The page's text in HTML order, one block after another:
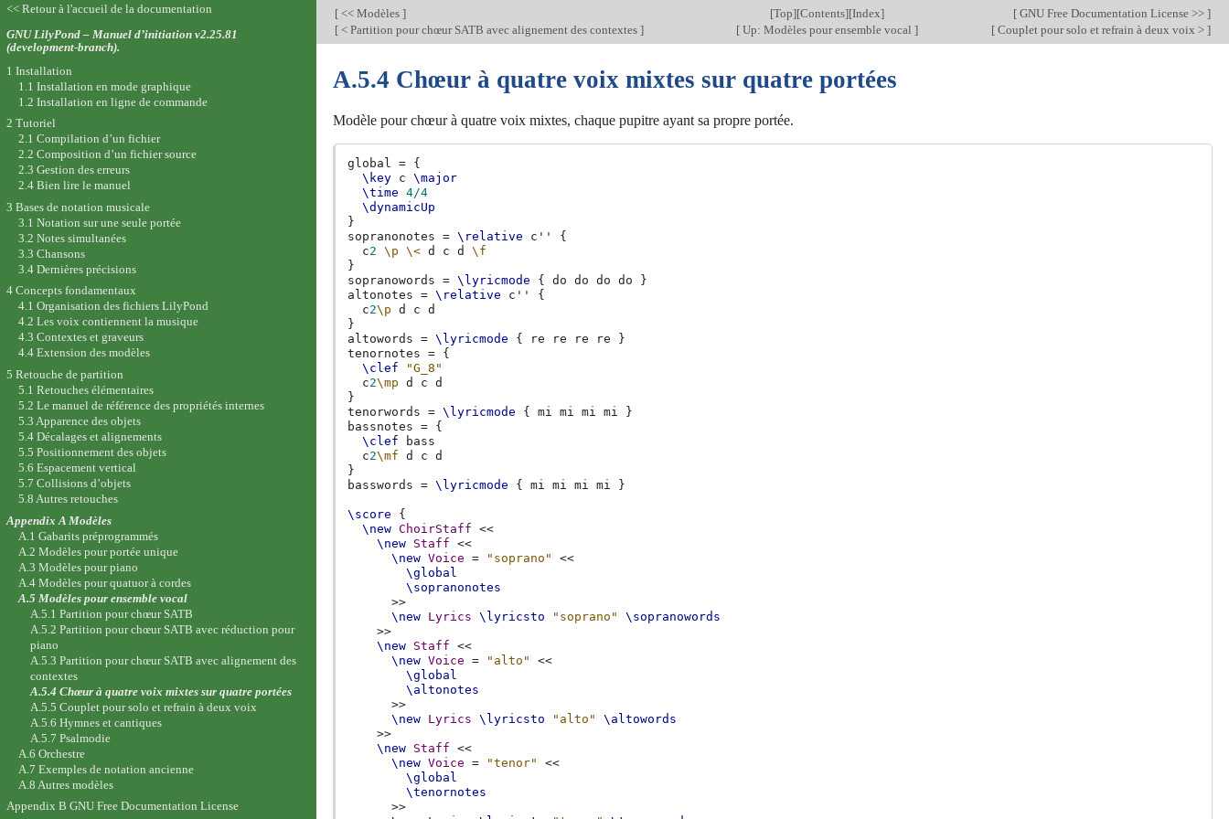
[ << Modèles ] [Top][Contents][Index] [ GNU Free Documentation License >> ]
[ < Partition pour chœur SATB avec alignement des contextes ] [Up: Modèles pour ensemble vocal ] [ Couplet pour solo et refrain à deux voix > ]
A.5.4 Chœur à quatre voix mixtes sur quatre portées
Modèle pour chœur à quatre voix mixtes, chaque pupitre ayant sa propre portée.
global = {
\key c
\major
\time
4/4
\dynamicUp
}
sopranonotes
= \relative c''
{
c2 \p \< d c d
\f
}
sopranowords
= \lyricmode { do do do do
}
altonotes
= \relative c''
{
c2\p d c
d
}
altowords
= \lyricmode { re re re re
}
tenornotes
= {
\clef
"G_8"
c2\mp d c
d
}
tenorwords
= \lyricmode { mi mi mi mi
}
bassnotes
= {
\clef
bass
c2\mf d c
d
}
basswords
= \lyricmode { mi mi mi mi }
\score
{
\new ChoirStaff
<<
\new Staff
<<
\new Voice = "soprano"
<<
\global
\sopranonotes
>>
\new Lyrics \lyricsto "soprano"
\sopranowords
>>
\new Staff
<<
\new Voice = "alto"
<<
\global
\altonotes
>>
\new Lyrics \lyricsto "alto"
\altowords
>>
\new Staff
<<
\new Voice = "tenor"
<<
\global
\tenornotes
>>
<< Retour à l'accueil de la documentation
GNU LilyPond – Manuel d’initiation v2.25.81
(development-branch).
1 Installation
1.1 Installation en mode graphique
1.2 Installation en ligne de commande
2 Tutoriel
2.1 Compilation d’un fichier
2.2 Composition d’un fichier source
2.3 Gestion des erreurs
2.4 Bien lire le manuel
3 Bases de notation musicale
3.1 Notation sur une seule portée
3.2 Notes simultanées
3.3 Chansons
3.4 Dernières précisions
4 Concepts fondamentaux
4.1 Organisation des fichiers LilyPond
4.2 Les voix contiennent la musique
4.3 Contextes et graveurs
4.4 Extension des modèles
5 Retouche de partition
5.1 Retouches élémentaires
5.2 Le manuel de référence des propriétés internes
5.3 Apparence des objets
5.4 Décalages et alignements
5.5 Positionnement des objets
5.6 Espacement vertical
5.7 Collisions d’objets
5.8 Autres retouches
Appendix A Modèles
A.1 Gabarits préprogrammés
A.2 Modèles pour portée unique
A.3 Modèles pour piano
A.4 Modèles pour quatuor à cordes
A.5 Modèles pour ensemble vocal
A.5.1 Partition pour chœur SATB
A.5.2 Partition pour chœur SATB avec réduction pour
piano
A.5.3 Partition pour chœur SATB avec alignement des
contextes
A.5.4 Chœur à quatre voix mixtes sur quatre portées
A.5.5 Couplet pour solo et refrain à deux voix
A.5.6 Hymnes et cantiques
A.5.7 Psalmodie
A.6 Orchestre
A.7 Exemples de notation ancienne
A.8 Autres modèles
Appendix B GNU Free Documentation License